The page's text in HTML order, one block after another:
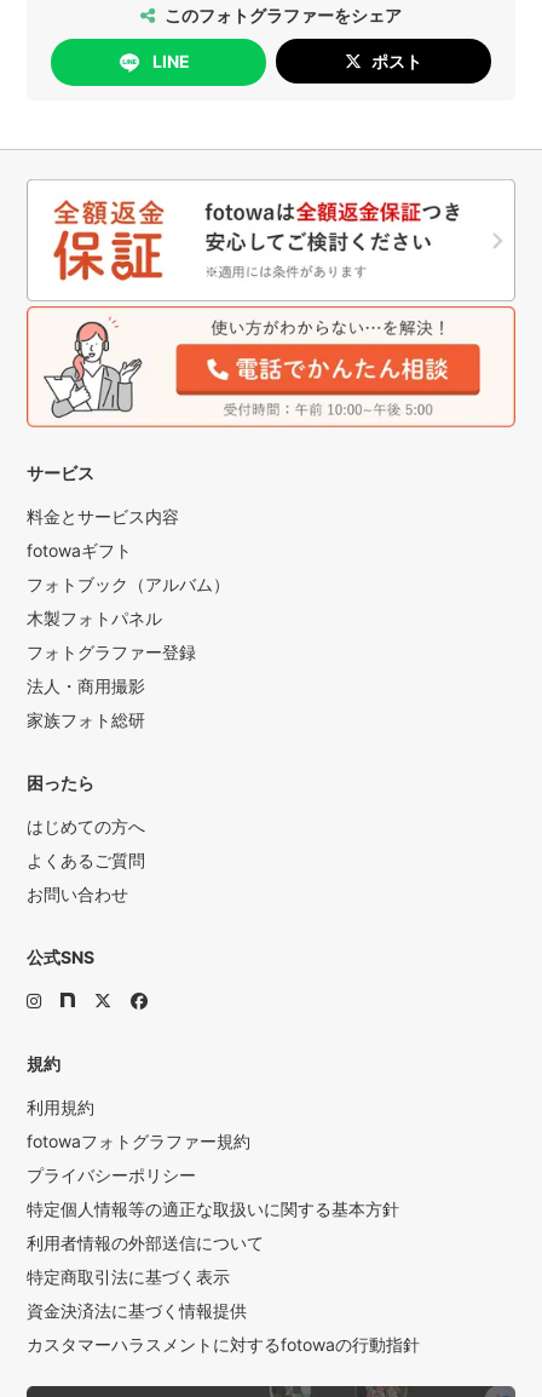
[日時変更]
無料で行っていただけます。
[キャンセル]
このフォトグラファーをシェア
LINE ポスト
サービス
料金とサービス内容
fotowaギフト
フォトブック（アルバム）
木製フォトパネル
フォトグラファー登録
法人・商用撮影
家族フォト総研
困ったら
はじめての方へ
よくあるご質問
お問い合わせ
公式SNS
規約
利用規約
fotowaフォトグラファー規約
プライバシーポリシー
特定個人情報等の適正な取扱いに関する基本方針
利用者情報の外部送信について
特定商取引法に基づく表示
資金決済法に基づく情報提供
カスタマーハラスメントに対するfotowaの行動指針